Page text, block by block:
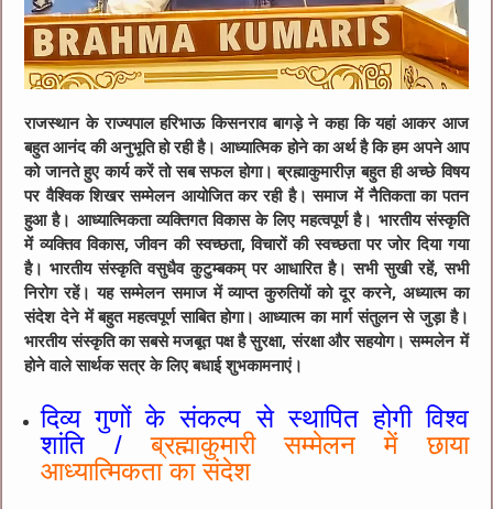
राजस्थान के राज्यपाल हरिभाऊ किसनराव बागड़े ने कहा कि यहां आकर आज
बहुत आनंद की अनुभूति हो रही है। आध्यात्मिक होने का अर्थ है कि हम अपने आप
को जानते हुए कार्य करें तो सब सफल होगा। ब्रह्माकुमारीज़ बहुत ही अच्छे विषय
पर वैश्विक शिखर सम्मेलन आयोजित कर रही है। समाज में नैतिकता का पतन
हुआ है। आध्यात्मिकता व्यक्तिगत विकास के लिए महत्वपूर्ण है। भारतीय संस्कृति
में व्यक्तिव विकास, जीवन की स्वच्छता, विचारों की स्वच्छता पर जोर दिया गया
है। भारतीय संस्कृति वसुधैव कुटुम्बकम् पर आधारित है। सभी सुखी रहें, सभी
निरोग रहें। यह सम्मेलन समाज में व्याप्त कुरुतियों को दूर करने, अध्यात्म का
संदेश देने में बहुत महत्वपूर्ण साबित होगा। आध्यात्म का मार्ग संतुलन से जुड़ा है।
भारतीय संस्कृति का सबसे मजबूत पक्ष है सुरक्षा, संरक्षा और सहयोग। सम्मलेन में
होने वाले सार्थक सत्र के लिए बधाई शुभकामनाएं।
दिव्य गुणों के संकल्प से स्थापित होगी विश्व
शांति /
ब्रह्माकुमारी सम्मेलन में छाया
आध्यात्मिकता का संदेश